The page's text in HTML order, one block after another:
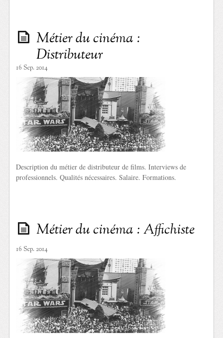
Métier du cinéma :
Distributeur
16 Sep. 2014
Description du métier de distributeur de films. Interviews de
professionnels. Qualités nécessaires. Salaire. Formations.
Métier du cinéma : Affichiste
16 Sep. 2014